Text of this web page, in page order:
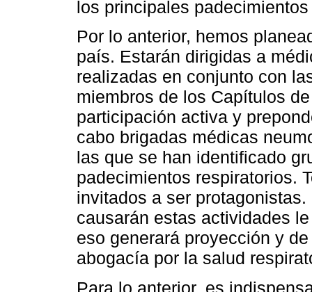
los principales
Por lo anterior, hemos
país. Estarán dirigidas a
realizadas en conjunto con
miembros de los Capítulos
participación activa y
cabo brigadas médicas
las que se han identificado
padecimientos respiratorios.
invitados a ser
causarán estas actividades
eso generará proyección y
abogacía por la salud
Para lo anterior, es